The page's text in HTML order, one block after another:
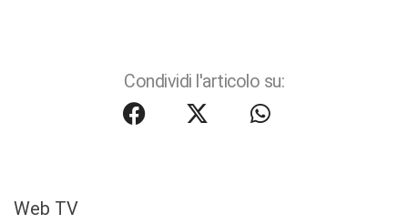
Condividi l'articolo su:
Web TV